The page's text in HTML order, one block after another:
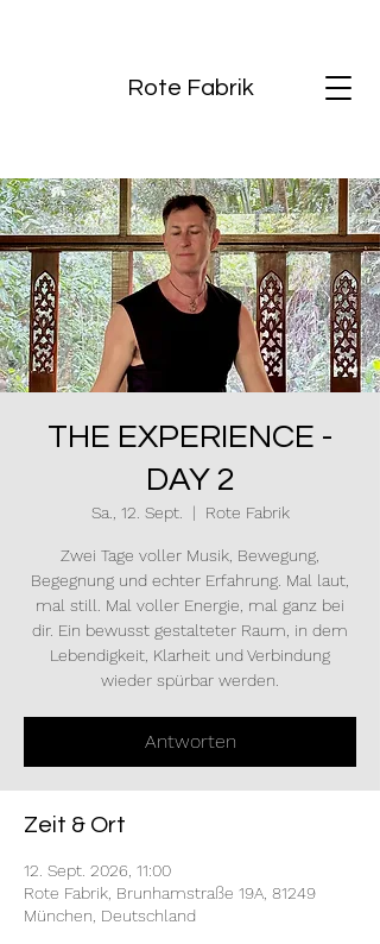
Rote Fabrik
THE EXPERIENCE -
DAY 2
Sa., 12. Sept.
  |
Rote Fabrik
Zwei Tage voller Musik, Bewegung,
Begegnung und echter Erfahrung. Mal laut,
mal still. Mal voller Energie, mal ganz bei
dir. Ein bewusst gestalteter Raum, in dem
Lebendigkeit, Klarheit und Verbindung
wieder spürbar werden.
Antworten
Zeit & Ort
12. Sept. 2026, 11:00
Rote Fabrik, Brunhamstraße 19A, 81249
München, Deutschland